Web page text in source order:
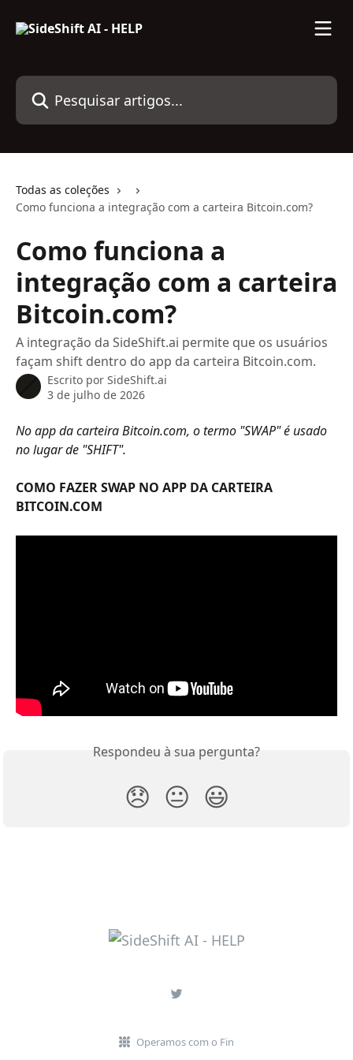
Pesquisar artigos...
Todas as coleções
Como funciona a integração com a carteira Bitcoin.com?
Como funciona a
integração com a carteira
Bitcoin.com?
A integração da SideShift.ai permite que os usuários
façam shift dentro do app da carteira Bitcoin.com.
Escrito por SideShift.ai
3 de julho de 2026
No app da carteira Bitcoin.com, o termo "SWAP" é usado
no lugar de "SHIFT".
COMO FAZER SWAP NO APP DA CARTEIRA
BITCOIN.COM
Respondeu à sua pergunta?
😞 😐 😃
Operamos com o Fin